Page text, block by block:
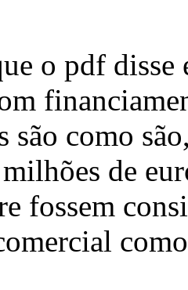
o pdf disse
são como
de
fossem